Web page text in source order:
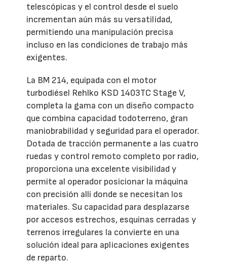
telescópicas y el control desde el suelo
incrementan aún más su versatilidad,
permitiendo una manipulación precisa
incluso en las condiciones de trabajo más
exigentes.
La BM 214, equipada con el motor
turbodiésel Rehlko KSD 1403TC Stage V,
completa la gama con un diseño compacto
que combina capacidad todoterreno, gran
maniobrabilidad y seguridad para el operador.
Dotada de tracción permanente a las cuatro
ruedas y control remoto completo por radio,
proporciona una excelente visibilidad y
permite al operador posicionar la máquina
con precisión allí donde se necesitan los
materiales. Su capacidad para desplazarse
por accesos estrechos, esquinas cerradas y
terrenos irregulares la convierte en una
solución ideal para aplicaciones exigentes
de reparto.